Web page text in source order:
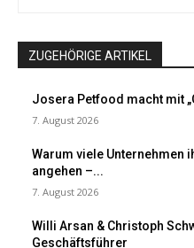
ZUGEHÖRIGE ARTIKEL
Josera Petfood macht mit
7. August 2026
Warum viele Unternehmen
angehen –...
7. August 2026
Willi Arsan & Christoph
Geschäftsführer